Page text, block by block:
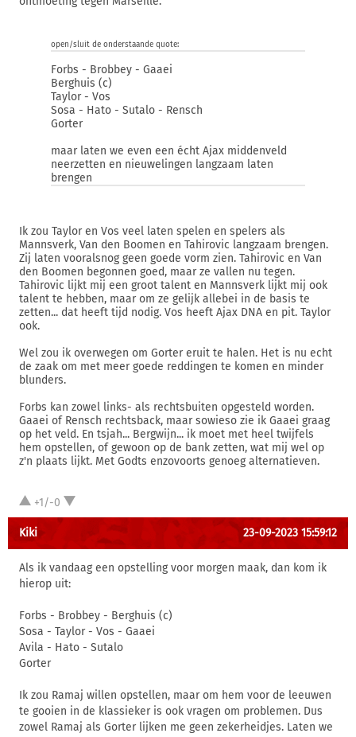
open/sluit de onderstaande quote:
Forbs - Brobbey - Gaaei
Berghuis (c)
Taylor - Vos
Sosa - Hato - Sutalo - Rensch
Gorter
maar laten we even een écht Ajax middenveld
neerzetten en nieuwelingen langzaam laten
brengen
Ik zou Taylor en Vos veel laten spelen en spelers als
Mannsverk, Van den Boomen en Tahirovic langzaam brengen.
Zij laten vooralsnog geen goede vorm zien. Tahirovic en Van
den Boomen begonnen goed, maar ze vallen nu tegen.
Tahirovic lijkt mij een groot talent en Mannsverk lijkt mij ook
talent te hebben, maar om ze gelijk allebei in de basis te
zetten... dat heeft tijd nodig. Vos heeft Ajax DNA en pit. Taylor
ook.
Wel zou ik overwegen om Gorter eruit te halen. Het is nu echt
de zaak om met meer goede reddingen te komen en minder
blunders.
Forbs kan zowel links- als rechtsbuiten opgesteld worden.
Gaaei of Rensch rechtsback, maar sowieso zie ik Gaaei graag
op het veld. En tsjah... Bergwijn... ik moet met heel twijfels
hem opstellen, of gewoon op de bank zetten, wat mij wel op
z'n plaats lijkt. Met Godts enzovoorts genoeg alternatieven.
+1/-0
Kiki 23-09-2023 15:59:12
Als ik vandaag een opstelling voor morgen maak, dan kom ik
hierop uit:
Forbs - Brobbey - Berghuis (c)
Sosa - Taylor - Vos - Gaaei
Avila - Hato - Sutalo
Gorter
Ik zou Ramaj willen opstellen, maar om hem voor de leeuwen
te gooien in de klassieker is ook vragen om problemen. Dus
zowel Ramaj als Gorter lijken me geen zekerheidjes. Laten we